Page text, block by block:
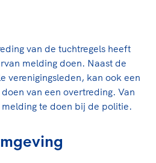
van de tuchtregels heeft
melding doen. Naast de
verenigingsleden, kan ook een
van een overtreding. Van
te doen bij de politie.